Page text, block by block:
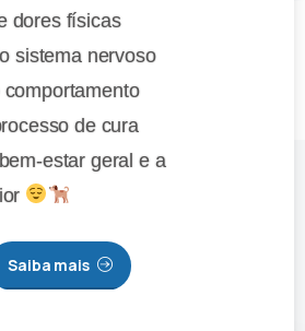
dores físicas
sistema nervoso
de cura
estar geral e a
Saiba mais